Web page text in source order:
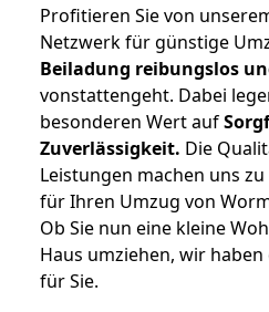
Profitieren Sie von
Netzwerk für günstige
Beiladung reibungslos
vonstattengeht. Dabei
besonderen Wert auf
Zuverlässigkeit. Die
Leistungen machen uns
für Ihren Umzug von
Ob Sie nun eine kleine
Haus umziehen, wir
für Sie.